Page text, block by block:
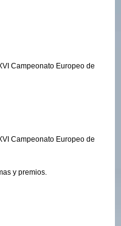
Campeonato Europeo de
Campeonato Europeo de
y premios.